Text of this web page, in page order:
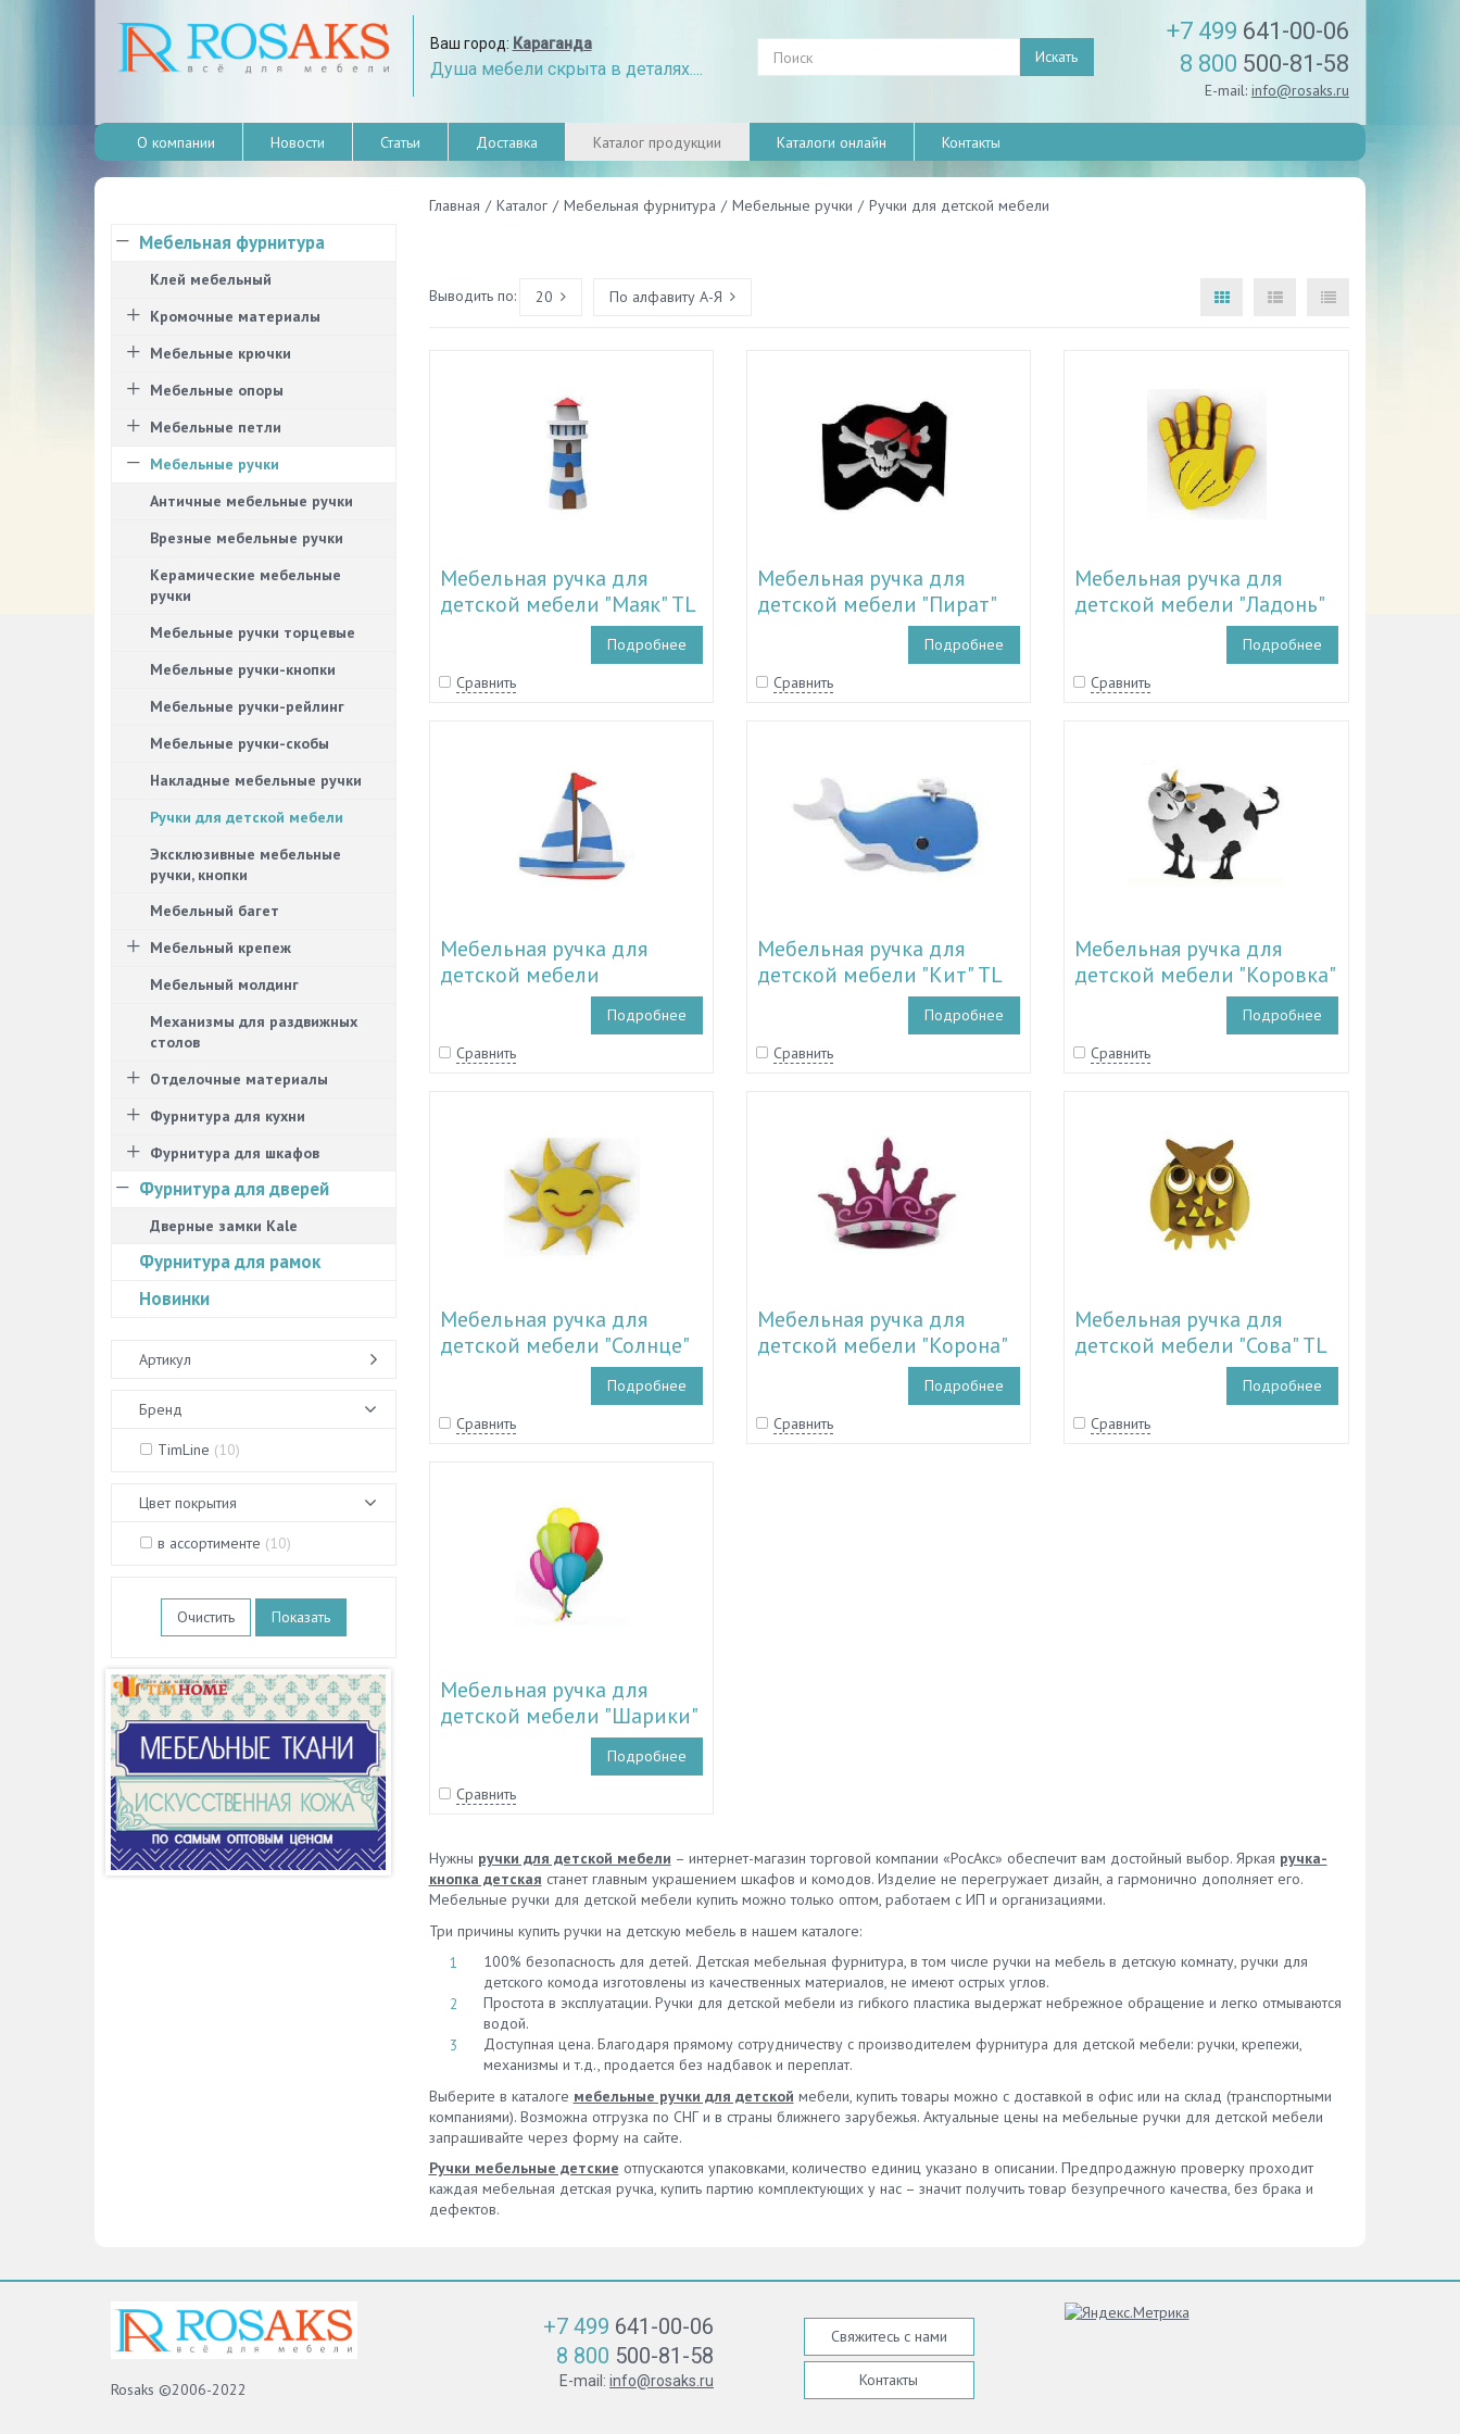
Ваш город: Караганда
Душа мебели скрыта в деталях....
Искать
+7 499 641-00-06
8 800 500-81-58
E-mail: info@rosaks.ru
О компании Новости Статьи Доставка Каталог продукции Каталоги онлайн Контакты
Главная / Каталог / Мебельная фурнитура / Мебельные ручки / Ручки для детской мебели
Выводить по: 20 По алфавиту А-Я
Мебельная ручка для
детской мебели "Маяк" TL
Подробнее
Сравнить
Мебельная ручка для
детской мебели "Пират"
Подробнее
Сравнить
Мебельная ручка для
детской мебели "Ладонь"
Подробнее
Сравнить
Мебельная ручка для
детской мебели
"Парусник" TL 11.15006
Подробнее
Сравнить
Мебельная ручка для
детской мебели "Кит" TL
Подробнее
Сравнить
Мебельная ручка для
детской мебели "Коровка"
Подробнее
Сравнить
Мебельная ручка для
детской мебели "Солнце"
Подробнее
Сравнить
Мебельная ручка для
детской мебели "Корона"
Подробнее
Сравнить
Мебельная ручка для
детской мебели "Сова" TL
Подробнее
Сравнить
Мебельная ручка для
детской мебели "Шарики"
Подробнее
Сравнить
Нужны ручки для детской мебели – интернет-магазин торговой компании «РосАкс» обеспечит вам достойный выбор. Яркая ручка-
кнопка детская станет главным украшением шкафов и комодов. Изделие не перегружает дизайн, а гармонично дополняет его.
Мебельные ручки для детской мебели купить можно только оптом, работаем с ИП и организациями.
Три причины купить ручки на детскую мебель в нашем каталоге:
100% безопасность для детей. Детская мебельная фурнитура, в том числе ручки на мебель в детскую комнату, ручки для
детского комода изготовлены из качественных материалов, не имеют острых углов.
Простота в эксплуатации. Ручки для детской мебели из гибкого пластика выдержат небрежное обращение и легко отмываются
водой.
Доступная цена. Благодаря прямому сотрудничеству с производителем фурнитура для детской мебели: ручки, крепежи,
механизмы и т.д., продается без надбавок и переплат.
Выберите в каталоге мебельные ручки для детской мебели, купить товары можно с доставкой в офис или на склад (транспортными
компаниями). Возможна отгрузка по СНГ и в страны ближнего зарубежья. Актуальные цены на мебельные ручки для детской мебели
запрашивайте через форму на сайте.
Ручки мебельные детские отпускаются упаковками, количество единиц указано в описании. Предпродажную проверку проходит
каждая мебельная детская ручка, купить партию комплектующих у нас – значит получить товар безупречного качества, без брака и
дефектов.
Мебельная фурнитура
Клей мебельный
Кромочные материалы
Мебельные крючки
Мебельные опоры
Мебельные петли
Мебельные ручки
Античные мебельные ручки
Врезные мебельные ручки
Керамические мебельные
ручки
Мебельные ручки торцевые
Мебельные ручки-кнопки
Мебельные ручки-рейлинг
Мебельные ручки-скобы
Накладные мебельные ручки
Ручки для детской мебели
Эксклюзивные мебельные
ручки, кнопки
Мебельный багет
Мебельный крепеж
Мебельный молдинг
Механизмы для раздвижных
столов
Отделочные материалы
Фурнитура для кухни
Фурнитура для шкафов
Фурнитура для дверей
Дверные замки Kale
Фурнитура для рамок
Новинки
Артикул
Бренд
TimLine (10)
Цвет покрытия
в ассортименте (10)
Очистить
Rosaks ©2006-2022
+7 499 641-00-06
8 800 500-81-58
E-mail: info@rosaks.ru
Свяжитесь с нами
Контакты